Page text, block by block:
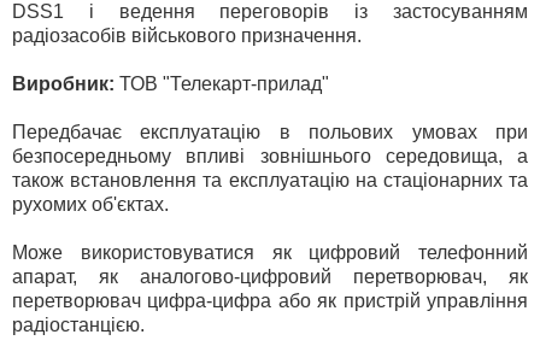
DSS1 і ведення переговорів із застосуванням
радіозасобів військового призначення.
Виробник: ТОВ "Телекарт-прилад"
Передбачає експлуатацію в польових умовах при
безпосередньому впливі зовнішнього середовища, а
також встановлення та експлуатацію на стаціонарних та
рухомих об'єктах.
Може використовуватися як цифровий телефонний
апарат, як аналогово-цифровий перетворювач, як
перетворювач цифра-цифра або як пристрій управління
радіостанцією.